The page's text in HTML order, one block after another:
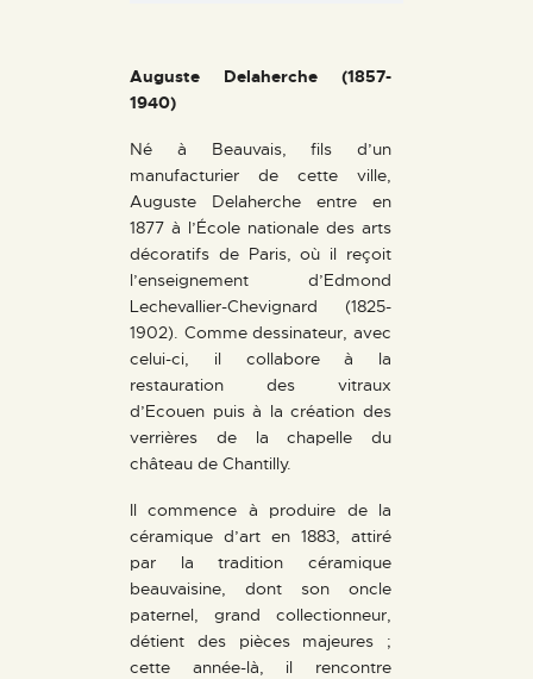
Auguste Delaherche (1857-
1940)
Né à Beauvais, fils d’un
manufacturier de cette ville,
Auguste Delaherche entre en
1877 à l’École nationale des arts
décoratifs de Paris, où il reçoit
l’enseignement d’Edmond
Lechevallier-Chevignard (1825-
1902). Comme dessinateur, avec
celui-ci, il collabore à la
restauration des vitraux
d’Ecouen puis à la création des
verrières de la chapelle du
château de Chantilly.
Il commence à produire de la
céramique d’art en 1883, attiré
par la tradition céramique
beauvaisine, dont son oncle
paternel, grand collectionneur,
détient des pièces majeures ;
cette année-là, il rencontre